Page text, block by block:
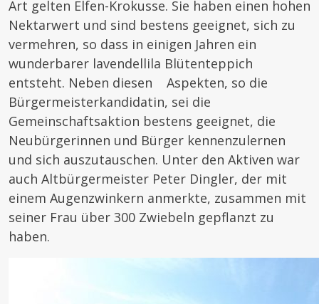
Art gelten Elfen-­Krokusse. Sie haben einen hohen
Nektarwert und sind bestens geeignet, sich zu
vermehren, so dass in einigen Jahren ein
wunderbarer lavendellila Blütenteppich
entsteht. Neben diesen Aspekten, so die
Bürgermeisterkandidatin, sei die
Gemeinschaftsaktion bestens geeignet, die
Neubürgerinnen und Bürger kennenzulernen
und sich auszutauschen. Unter den Aktiven war
auch Altbürgermeister Peter Dingler, der mit
einem Augenzwinkern anmerkte, zusammen mit
seiner Frau über 300 Zwiebeln gepflanzt zu
haben.